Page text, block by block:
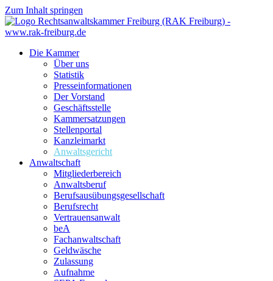
Zum Inhalt springen
Die Kammer
Über uns
Statistik
Presseinformationen
Der Vorstand
Geschäftsstelle
Kammersatzungen
Stellenportal
Kanzleimarkt
Anwaltsgericht
Anwaltschaft
Mitgliederbereich
Anwaltsberuf
Berufsausübungs­gesellschaft
Berufsrecht
Vertrauensanwalt
beA
Fachanwaltschaft
Geldwäsche
Zulassung
Aufnahme